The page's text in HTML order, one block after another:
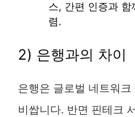
스, 간편 인증과
렴.
2) 은행과의 차이
은행은 글로벌 네트워
비쌉니다. 반면 핀테크